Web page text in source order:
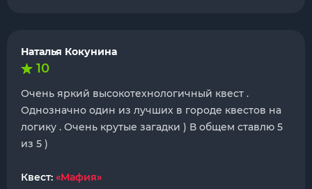
Наталья Кокунина
10
Очень яркий высокотехнологичный квест .
Однозначно один из лучших в городе квестов на
логику . Очень крутые загадки ) В общем ставлю 5
из 5 )
Квест: «Мафия»